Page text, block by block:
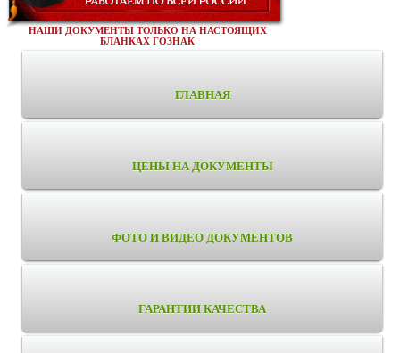
НАШИ ДОКУМЕНТЫ ТОЛЬКО НА НАСТОЯЩИХ
БЛАНКАХ ГОЗНАК
ГЛАВНАЯ
ЦЕНЫ НА ДОКУМЕНТЫ
ФОТО И ВИДЕО ДОКУМЕНТОВ
ГАРАНТИИ КАЧЕСТВА